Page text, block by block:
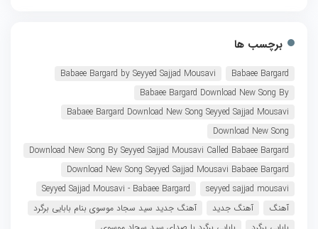
برچسب ها
Babaee Bargard
Babaee Bargard by Seyyed Sajjad Mousavi
Babaee Bargard Download New Song By
Babaee Bargard Download New Song Seyyed Sajjad Mousavi
Download New Song
Download New Song By Seyyed Sajjad Mousavi Called Babaee Bargard
Download New Song Seyyed Sajjad Mousavi Babaee Bargard
seyyed sajjad mousavi
Seyyed Sajjad Mousavi - Babaee Bargard
آهنگ
آهنگ جدید
آهنگ جدید سید سجاد موسوی بنام بابایی برگرد